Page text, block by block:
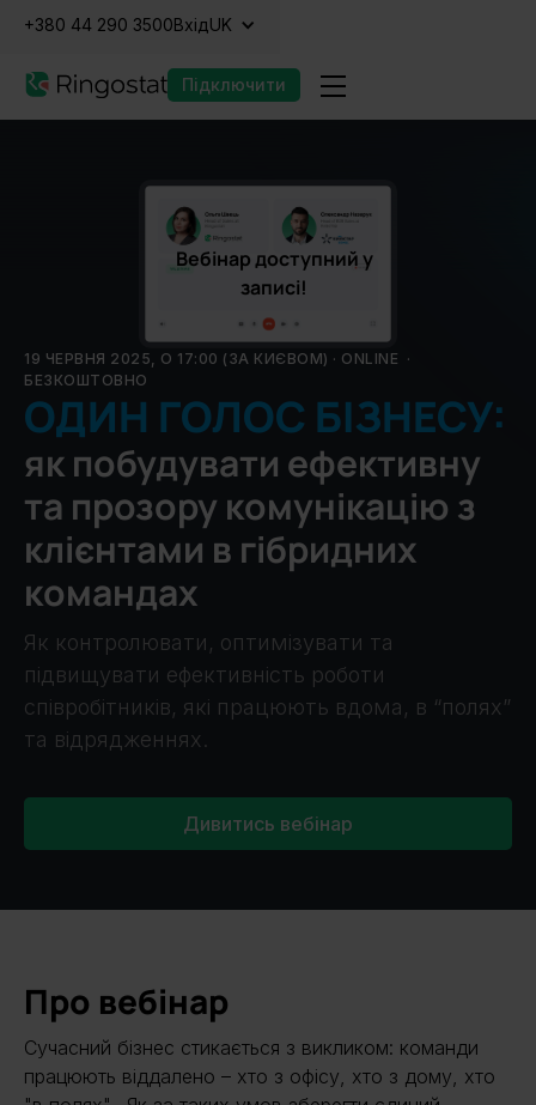
+380 44 290 3500ВхідUK
Підключити
19 ЧЕРВНЯ 2025, О 17:00 (ЗА КИЄВОМ) · ONLINE ·
БЕЗКОШТОВНО
ОДИН ГОЛОС БІЗНЕСУ:
як побудувати ефективну
та прозору комунікацію з
клієнтами в гібридних
командах
Як контролювати, оптимізувати та
підвищувати ефективність роботи
співробітників, які працюють вдома, в “полях”
та відрядженнях.
Дивитись вебінар
Вебінар доступний у
записі!
Про вебінар
Сучасний бізнес стикається з викликом: команди
працюють віддалено – хто з офісу, хто з дому, хто